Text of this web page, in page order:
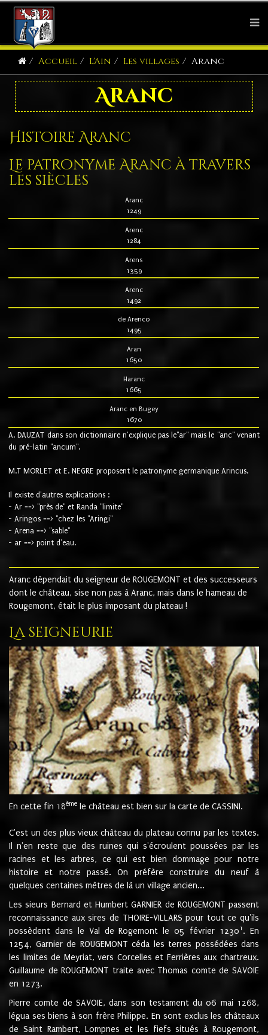
Accueil L'Ain Les villages Aranc
Aranc
Histoire Aranc
Le patronyme Aranc à travers
les siècles
Aranc
1249
Arenc
1284
Arens
1359
Arenc
1492
de Arenco
1495
Aran
1650
Haranc
1665
Aranc en Bugey
1670
A. DAUZAT dans son dictionnaire n'explique pas le"ar" mais le "anc" venant
du pré-latin "ancum".
M.T MORLET et E. NEGRE proposent le patronyme germanique Arincus.
Il existe d'autres explications :
- Ar ==> "près de" et Randa "limite"
- Aringos ==> "chez les "Aringi"
- Arena ==> "sable"
- ar ==> point d'eau.
Aranc dépendait du seigneur de ROUGEMONT et des successeurs
dont le château, sise non pas à Aranc, mais dans le hameau de
Rougemont, était le plus imposant du plateau !
La seigneurie
En cette fin 18ème le château est bien sur la carte de CASSINI.
C'est un des plus vieux château du plateau connu par les textes.
Il n'en reste que des ruines qui s'écroulent poussées par les
racines et les arbres, ce qui est bien dommage pour notre
histoire et notre passé. On préfère construire du neuf à
quelques centaines mètres de là un village ancien...
Les sieurs Bernard et Humbert GARNIER de ROUGEMONT passent
reconnaissance aux sires de THOIRE-VILLARS pour tout ce qu'ils
possèdent dans le Val de Rogemont le 05 février 12301 . En
1254, Garnier de ROUGEMONT céda les terres possédées dans
les limites de Meyriat, vers Corcelles et Ferrières aux chartreux.
Guillaume de ROUGEMONT traite avec Thomas comte de SAVOIE
en 1273.
Pierre comte de SAVOIE, dans son testament du 06 mai 1268,
légua ses biens à son frère Philippe. En sont exclus les châteaux
de Saint Rambert, Lompnes et les fiefs situés à Rougemont,